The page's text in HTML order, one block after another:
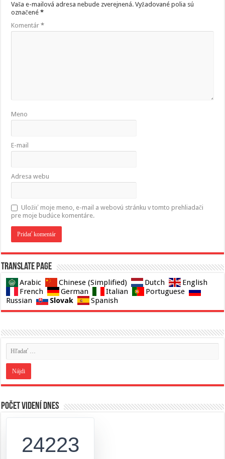
Vaša e-mailová adresa nebude zverejnená. Vyžadované polia sú
označené*
Komentár*
Meno
E-mail
Adresa webu
Uložiť moje meno, e-mail a webovú stránku v tomto prehliadači
pre moje budúce komentáre.
Translate page
Arabic Chinese (Simplified) Dutch
English
French
German Italian
Portuguese
Russian
Slovak Spanish
Počet videní dnes
24223